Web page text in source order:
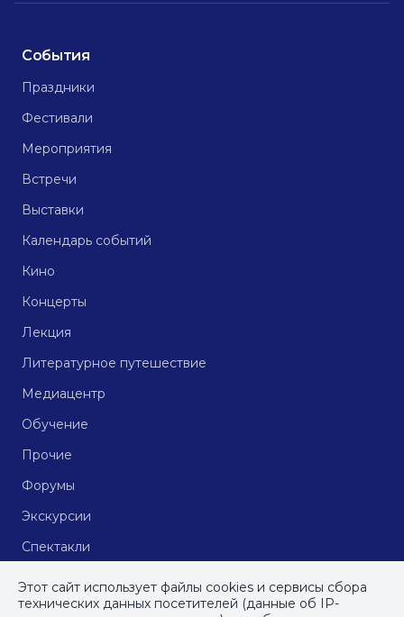
События
Праздники
Фестивали
Мероприятия
Встречи
Выставки
Календарь событий
Кино
Концерты
Лекция
Литературное путешествие
Медиацентр
Обучение
Прочие
Форумы
Экскурсии
Спектакли
Этот сайт использует файлы cookies и сервисы сбора
технических данных посетителей (данные об IP-